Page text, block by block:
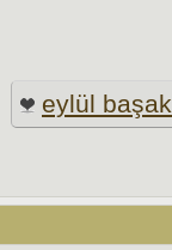
eylül başak